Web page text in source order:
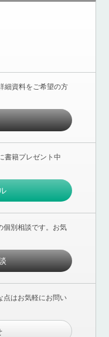
細資料をご希望の方
書籍プレゼント中
個別相談です。お気
点はお気軽にお問い